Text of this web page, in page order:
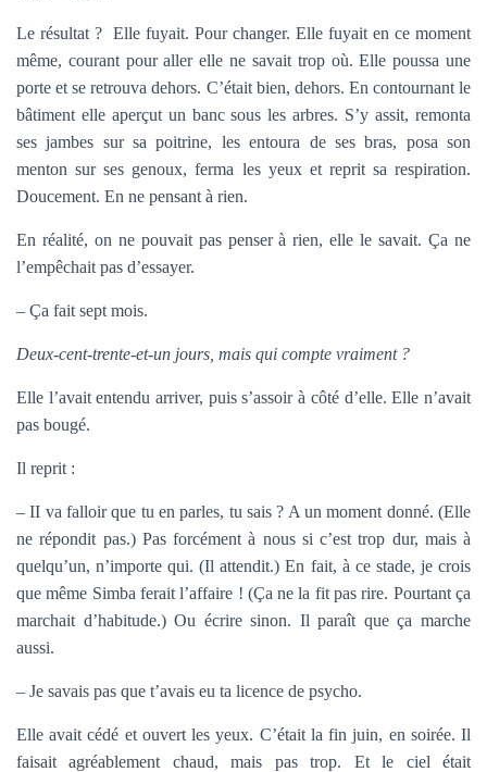
Le résultat ? Elle fuyait. Pour changer. Elle fuyait en ce moment
même, courant pour aller elle ne savait trop où. Elle poussa une
porte et se retrouva dehors. C’était bien, dehors. En contournant le
bâtiment elle aperçut un banc sous les arbres. S’y assit, remonta
ses jambes sur sa poitrine, les entoura de ses bras, posa son
menton sur ses genoux, ferma les yeux et reprit sa respiration.
Doucement. En ne pensant à rien.
En réalité, on ne pouvait pas penser à rien, elle le savait. Ça ne
l’empêchait pas d’essayer.
– Ça fait sept mois.
Deux-cent-trente-et-un jours, mais qui compte vraiment ?
Elle l’avait entendu arriver, puis s’assoir à côté d’elle. Elle n’avait
pas bougé.
Il reprit :
– II va falloir que tu en parles, tu sais ? A un moment donné. (Elle
ne répondit pas.) Pas forcément à nous si c’est trop dur, mais à
quelqu’un, n’importe qui. (Il attendit.) En fait, à ce stade, je crois
que même Simba ferait l’affaire ! (Ça ne la fit pas rire. Pourtant ça
marchait d’habitude.) Ou écrire sinon. Il paraît que ça marche
aussi.
– Je savais pas que t’avais eu ta licence de psycho.
Elle avait cédé et ouvert les yeux. C’était la fin juin, en soirée. Il
faisait agréablement chaud, mais pas trop. Et le ciel était